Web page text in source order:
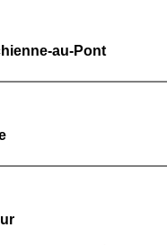
au-Pont